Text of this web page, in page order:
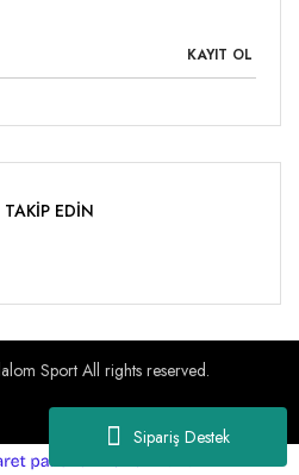
Sipariş Destek
KAYIT OL
TAKİP EDİN
Sport All rights reserved.